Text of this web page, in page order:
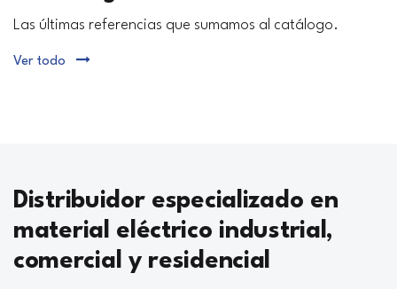
Las últimas referencias que sumamos al catálogo.
Ver todo
Distribuidor especializado en
material eléctrico industrial,
comercial y residencial